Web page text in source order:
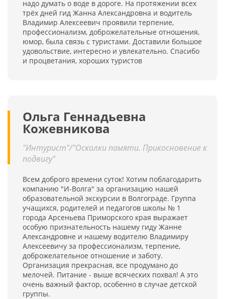
надо думать о воде в дороге. На протяжении всех
трёх дней гид Жанна Александровна и водитель
Владимир Алексеевич проявили терпение,
профессионализм, доброжелательные отношения,
юмор, была связь с туристами. Доставили большое
удовольствие, интересно и увлекательно. Спасибо
и процветания, хороших туристов
Ольга Геннадьевна
Кожевникова
"Интурист"/"Осколки памяти. Прикосновение к
подвигу"
Всем доброго времени суток! Хотим поблагодарить
компанию "И-Волга" за организацию нашей
образовательной экскурсии в Волгограде. Группа
учащихся, родителей и педагогов школы № 1
города Арсеньева Приморского края выражает
особую признательность нашему гиду Жанне
Александровне и нашему водителю Владимиру
Алексеевичу за профессионализм, терпение,
доброжелательное отношение и заботу.
Организация прекрасная, все продумано до
мелочей. Питание - выше всяческих похвал! А это
очень важный фактор, особенно в случае детской
группы.